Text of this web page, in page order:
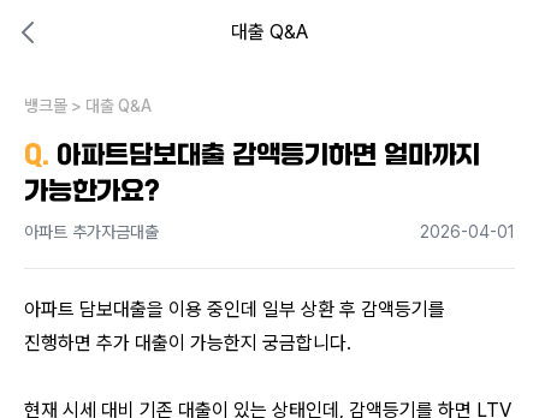
대출 Q&A
내 상황엔 어떤 방법이 있을까?
뱅크몰 > 대출 Q&A
Q. 아파트담보대출 감액등기하면 얼마까지
가능한가요?
아파트 추가자금대출 2026-04-01
아파트 담보대출을 이용 중인데 일부 상환 후 감액등기를
진행하면 추가 대출이 가능한지 궁금합니다.
현재 시세 대비 기존 대출이 있는 상태인데, 감액등기를 하면 LTV